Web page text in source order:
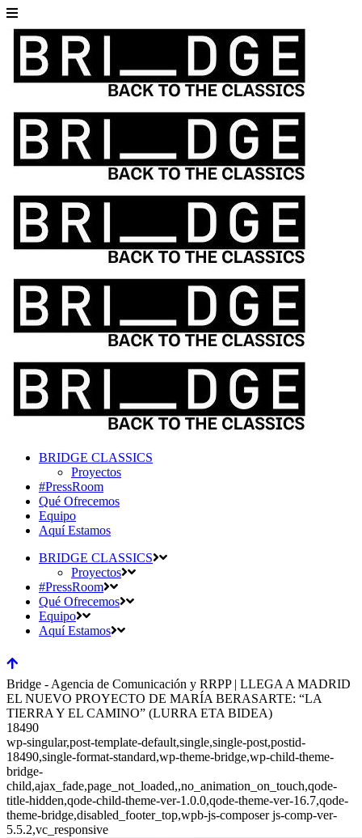
BRIDGE CLASSICS
Proyectos
#PressRoom
Qué Ofrecemos
Equipo
Aquí Estamos
BRIDGE CLASSICS
Proyectos
#PressRoom
Qué Ofrecemos
Equipo
Aquí Estamos
Bridge - Agencia de Comunicación y RRPP | LLEGA A MADRID
EL NUEVO PROYECTO DE MARÍA BERASARTE: “LA
TIERRA Y EL CAMINO” (LURRA ETA BIDEA)
18490
wp-singular,post-template-default,single,single-post,postid-
18490,single-format-standard,wp-theme-bridge,wp-child-theme-
bridge-
child,ajax_fade,page_not_loaded,,no_animation_on_touch,qode-
title-hidden,qode-child-theme-ver-1.0.0,qode-theme-ver-16.7,qode-
theme-bridge,disabled_footer_top,wpb-js-composer js-comp-ver-
5.5.2,vc_responsive